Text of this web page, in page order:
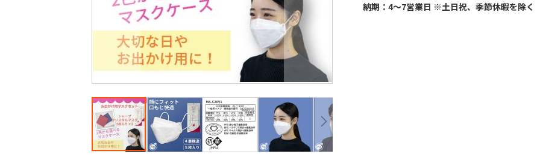
納期：4～7営業日 ※土日祝、季節休暇を除く
す